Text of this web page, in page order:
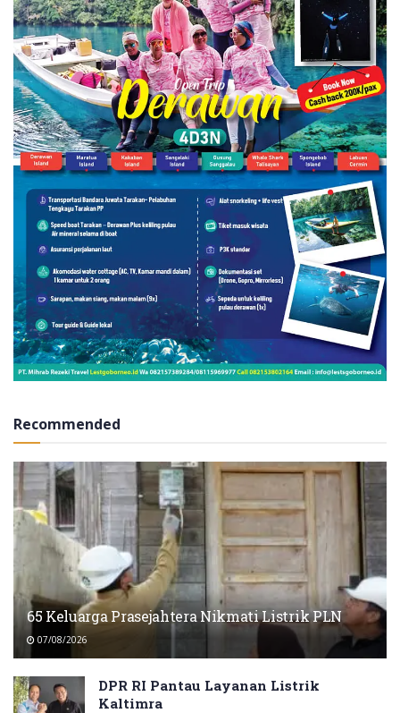
Recommended
65 Keluarga Prasejahtera Nikmati Listrik PLN
07/08/2026
DPR RI Pantau Layanan Listrik
Kaltimra